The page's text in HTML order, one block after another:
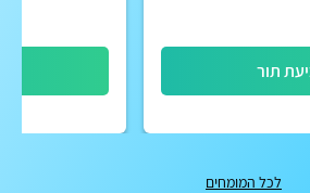
תור
לכל המומחים